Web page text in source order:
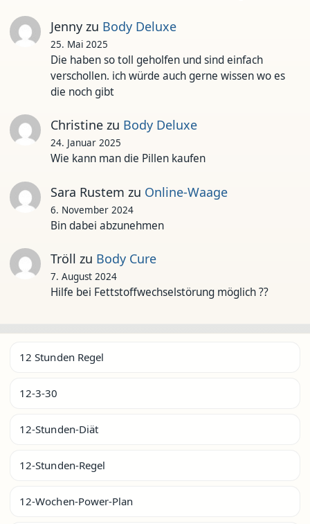
Jennyzu Body Deluxe
25. Mai 2025
Die haben so toll geholfen und sind einfach
verschollen. ich würde auch gerne wissen wo es
die noch gibt
Christinezu Body Deluxe
24. Januar 2025
Wie kann man die Pillen kaufen
Sara Rustem zu Online-Waage
6. November 2024
Bin dabei abzunehmen
Tröll zu Body Cure
7. August 2024
Hilfe bei Fettstoffwechselstörung möglich ??
12 Stunden Regel
12-3-30
12-Stunden-Diät
12-Stunden-Regel
12-Wochen-Power-Plan